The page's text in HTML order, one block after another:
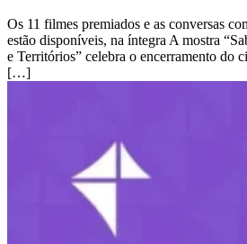
Os 11 filmes premiados e as conversas
estão disponíveis, na íntegra A mostra
e Territórios” celebra o encerramento do
[…]